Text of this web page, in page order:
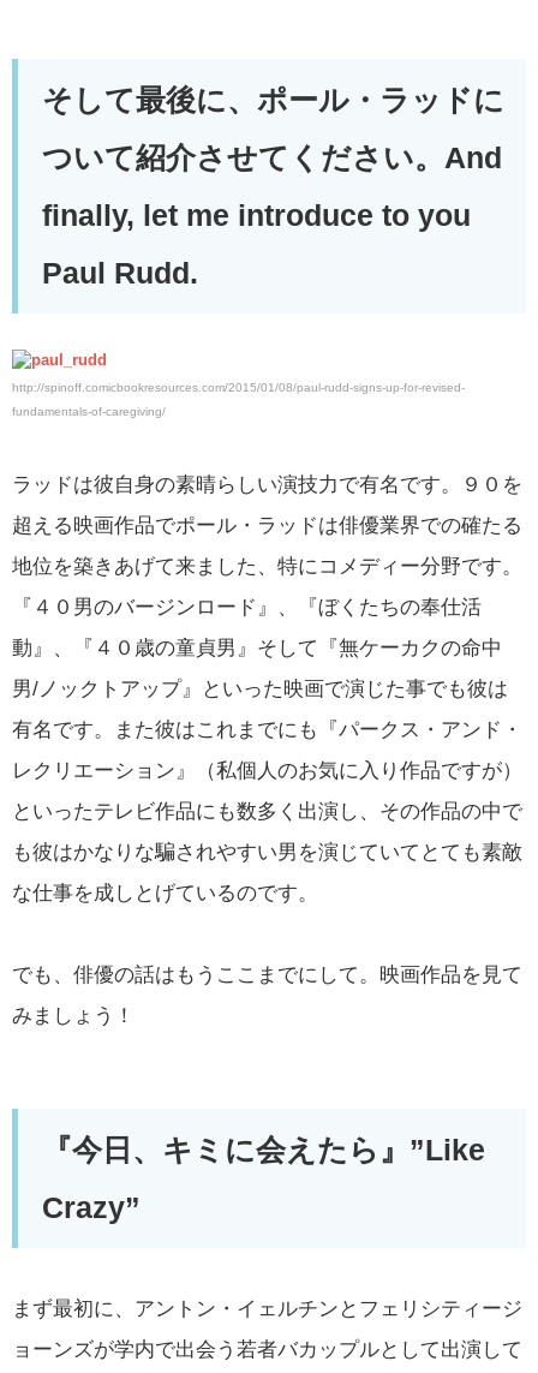
そして最後に、ポール・ラッドに
ついて紹介させてください。And
finally, let me introduce to you
Paul Rudd.
http://spinoff.comicbookresources.com/2015/01/08/paul-rudd-signs-up-for-revised-
fundamentals-of-caregiving/
ラッドは彼自身の素晴らしい演技力で有名です。９０を
超える映画作品でポール・ラッドは俳優業界での確たる
地位を築きあげて来ました、特にコメディー分野です。
『４０男のバージンロード』、『ぼくたちの奉仕活
動』、『４０歳の童貞男』そして『無ケーカクの命中
男/ノックトアップ』といった映画で演じた事でも彼は
有名です。また彼はこれまでにも『パークス・アンド・
レクリエーション』（私個人のお気に入り作品ですが）
といったテレビ作品にも数多く出演し、その作品の中で
も彼はかなりな騙されやすい男を演じていてとても素敵
な仕事を成しとげているのです。
でも、俳優の話はもうここまでにして。映画作品を見て
みましょう！
『今日、キミに会えたら』”Like
Crazy”
まず最初に、アントン・イェルチンとフェリシティージ
ョーンズが学内で出会う若者バカップルとして出演して